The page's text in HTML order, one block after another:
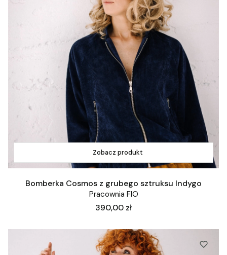
Zobacz produkt
Bomberka Cosmos z grubego sztruksu Indygo
Pracownia FIO
Cena
390,00 zł